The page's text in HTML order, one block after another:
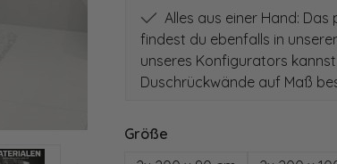
Alles aus einer Hand:
findest du ebenfalls in
unseres Konfigurators
Duschrückwände auf Maß
Größeauswählen